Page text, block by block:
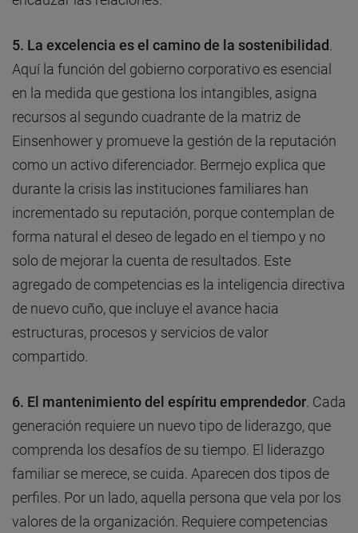
5. La excelencia es el camino de la sostenibilidad
Aquí la función del gobierno corporativo es esencial
en la medida que gestiona los intangibles, asigna
recursos al segundo cuadrante de la matriz de
Einsenhower y promueve la gestión de la reputación
como un activo diferenciador. Bermejo explica que
durante la crisis las instituciones familiares han
incrementado su reputación, porque contemplan de
forma natural el deseo de legado en el tiempo y no
solo de mejorar la cuenta de resultados. Este
agregado de competencias es la inteligencia directiva
de nuevo cuño, que incluye el avance hacia
estructuras, procesos y servicios de valor
compartido.
6. El mantenimiento del espíritu emprendedor . Cada
generación requiere un nuevo tipo de liderazgo, que
comprenda los desafíos de su tiempo. El liderazgo
familiar se merece, se cuida. Aparecen dos tipos de
perfiles. Por un lado, aquella persona que vela por los
valores de la organización. Requiere competencias